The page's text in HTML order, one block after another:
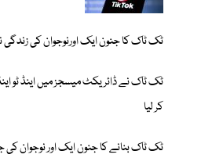
ٹک ٹاک کا جنون ایک اورنوجوان کی زندگی
ٹک ٹاک نے ڈائریکٹ میسجز میں اینڈ ٹو
کر لیا
ٹک ٹاک بنانے کا جنون ایک اور نوجوان کی